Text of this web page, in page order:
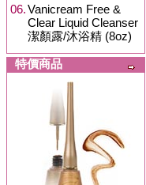
06.Vanicream Free &
Clear Liquid Cleanser
潔顏露/沐浴精 (8oz)
特價商品